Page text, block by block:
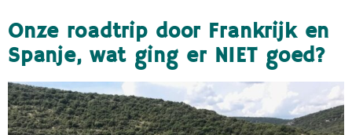
Onze roadtrip door Frankrijk en
Spanje, wat ging er NIET goed?